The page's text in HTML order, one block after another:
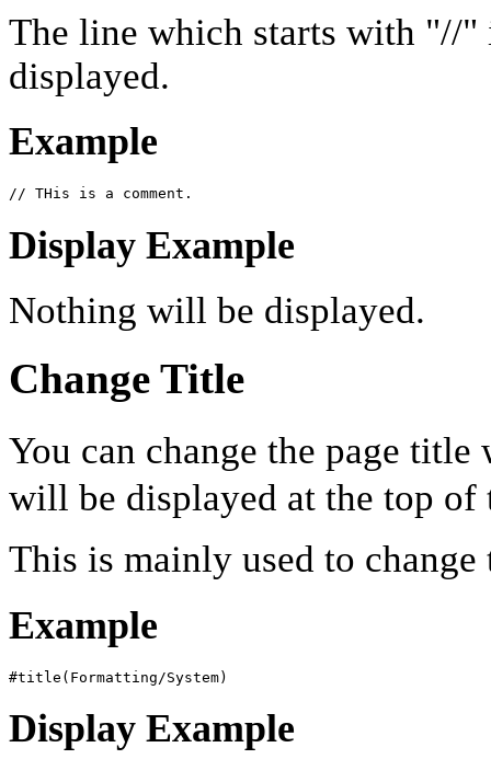
The line which starts with "//"
displayed.
Example
// THis is a comment.
Display Example
Nothing will be displayed.
Change Title
You can change the page
will be displayed at the top of
This is mainly used to
Example
#title(Formatting/System)
Display Example